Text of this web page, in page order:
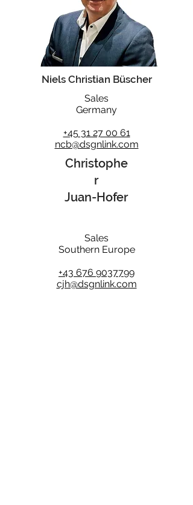
Niels Christian Büscher
Sales
Germany
+45 31 27 00 61
ncb@dsgnlink.com
Christophe
r
Juan-Hofer
Sales
Southern Europe
+43 676 9037799
cjh@dsgnlink.com